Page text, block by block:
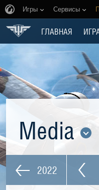
Игры Сервисы
ГЛАВНАЯ
Media
2022